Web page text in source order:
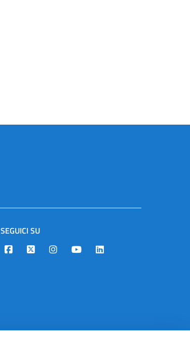
SEGUICI SU
Designers Italia
TwitterInstagramYoutubeLinkedin